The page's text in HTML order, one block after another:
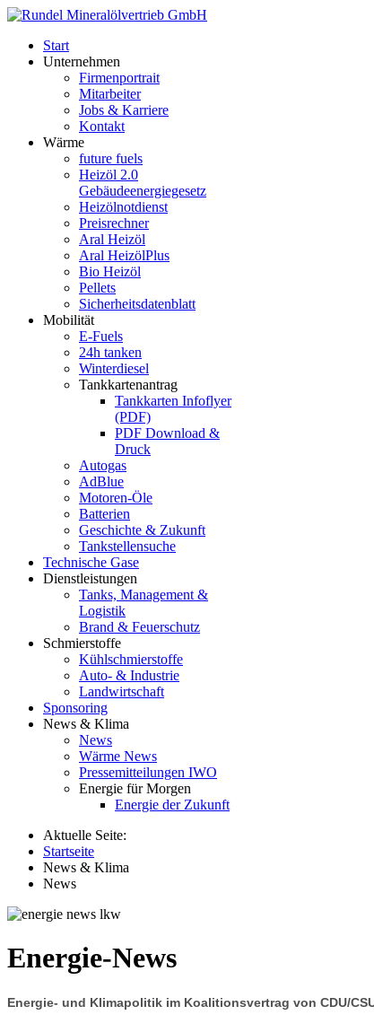
Start
Unternehmen
Firmenportrait
Mitarbeiter
Jobs & Karriere
Kontakt
Wärme
future fuels
Heizöl 2.0
Gebäudeenergiegesetz
Heizölnotdienst
Preisrechner
Aral Heizöl
Aral HeizölPlus
Bio Heizöl
Pellets
Sicherheitsdatenblatt
Mobilität
E-Fuels
24h tanken
Winterdiesel
Tankkartenantrag
Tankkarten Infoflyer
(PDF)
PDF Download &
Druck
Autogas
AdBlue
Motoren-Öle
Batterien
Geschichte & Zukunft
Tankstellensuche
Technische Gase
Dienstleistungen
Tanks, Management &
Logistik
Brand & Feuerschutz
Schmierstoffe
Kühlschmierstoffe
Auto- & Industrie
Landwirtschaft
Sponsoring
News & Klima
News
Wärme News
Pressemitteilungen IWO
Energie für Morgen
Energie der Zukunft
Aktuelle Seite:
Startseite
News & Klima
News
Energie-News
Energie- und Klimapolitik im Koalitionsvertrag von CDU/